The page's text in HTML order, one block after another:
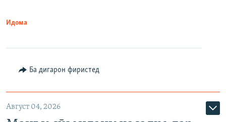
Идома
Ба дигарон фиристед
Август 04, 2026